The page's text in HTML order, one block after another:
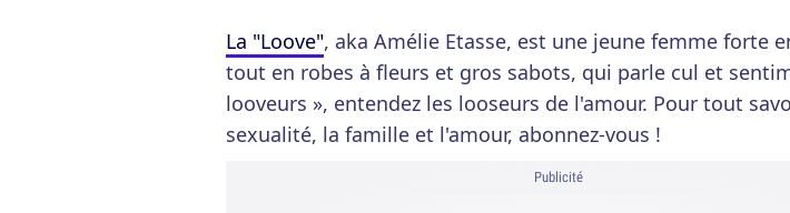
La "Loove", aka Amélie Etasse, est une jeune femme forte
tout en robes à fleurs et gros sabots, qui parle cul et
looveurs », entendez les looseurs de l'amour. Pour tout
sexualité, la famille et l'amour, abonnez-vous !
Publicité